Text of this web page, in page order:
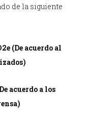
de la siguiente
(De acuerdo al
acuerdo a los